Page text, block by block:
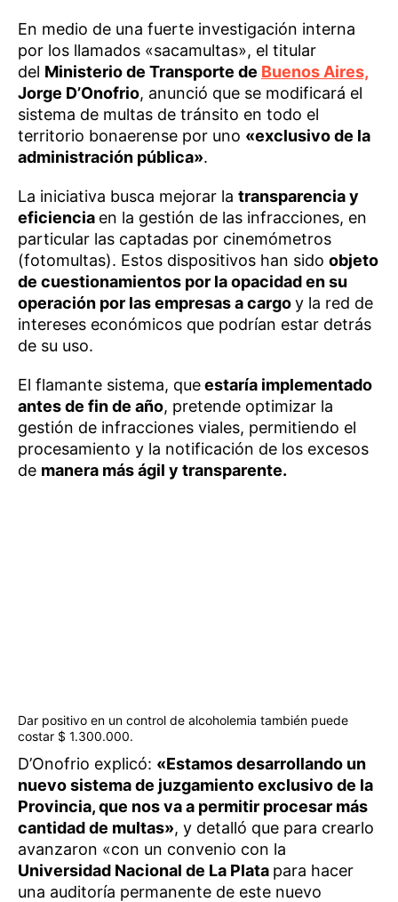
En medio de una fuerte investigación interna
por los llamados «sacamultas», el titular
del Ministerio de Transporte de Buenos Aires,
Jorge D’Onofrio, anunció que se modificará el
sistema de multas de tránsito en todo el
territorio bonaerense por uno «exclusivo de la
administración pública».
La iniciativa busca mejorar la transparencia y
eficiencia en la gestión de las infracciones, en
particular las captadas por cinemómetros
(fotomultas). Estos dispositivos han sido objeto
de cuestionamientos por la opacidad en su
operación por las empresas a cargoy la red de
intereses económicos que podrían estar detrás
de su uso.
El flamante sistema, queestaría implementado
antes de fin de año, pretende optimizar la
gestión de infracciones viales, permitiendo el
procesamiento y la notificación de los excesos
de manera más ágil y transparente.
Dar positivo en un control de alcoholemia también puede
costar $ 1.300.000.
D’Onofrio explicó: «Estamos desarrollando un
nuevo sistema de juzgamiento exclusivo de la
Provincia, que nos va a permitir procesar más
cantidad de multas», y detalló que para crearlo
avanzaron «con un convenio con la
Universidad Nacional de La Plata para hacer
una auditoría permanente de este nuevo